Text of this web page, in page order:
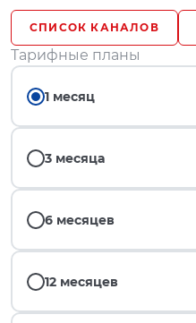
СПИСОК КАНАЛОВ
Тарифные планы
1 месяц
3 месяца
6 месяцев
12 месяцев